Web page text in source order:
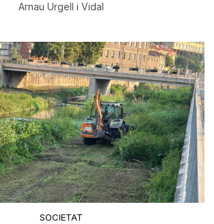
Arnau Urgell i Vidal
SOCIETAT